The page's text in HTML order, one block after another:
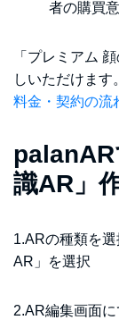
者の購買
「プレミアム
しいただけます。
料金・契約の流
識AR」
1.ARの種類を
AR」を選択
2.AR編集画面